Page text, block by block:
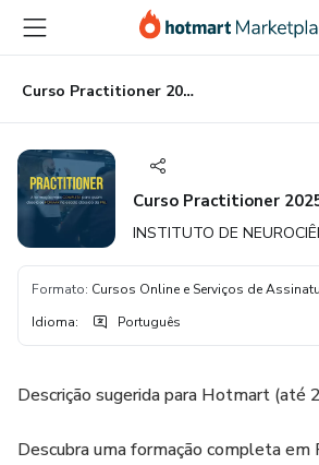
para
conteúdo
principal
para
pagamento
para
rodapé
Curso Practitioner 2025
Curso Practitioner
INSTITUTO DE
Formato: Cursos Online e Serviços de
Idioma: Português
Descrição sugerida para Hotmart (até
Descubra uma formação completa em